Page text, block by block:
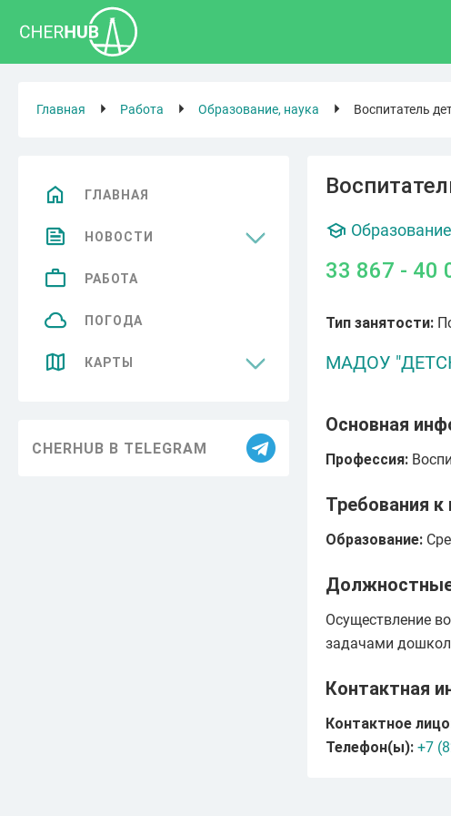
Главная Работа Образование, наука Воспитатель
ГЛАВНАЯ
НОВОСТИ
Общество
РАБОТА
ПОГОДА
КАРТЫ
CHERHUB В TELEGRAM
33 867 - 40
Тип занятости:
МАДОУ
Основная
Профессия:
Требования
Образование:
Осуществление
задачами
Контактная
Контактное
Телефон(ы): +7